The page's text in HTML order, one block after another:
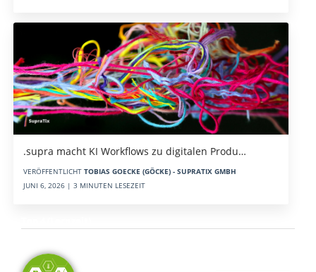
.supra macht KI Workflows zu digitalen Produ…
VERÖFFENTLICHT TOBIAS GOECKE (GÖCKE) - SUPRATIX GMBH
JUNI 6, 2026 | 3 MINUTEN LESEZEIT